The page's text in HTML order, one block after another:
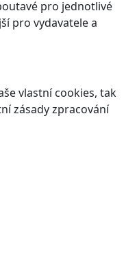
pro jednotlivé
pro vydavatele a
vlastní cookies, tak
zásady zpracování